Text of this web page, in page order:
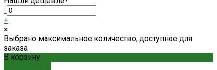
-
+
×
Выбрано максимальное количество, доступное для
заказа
В корзину